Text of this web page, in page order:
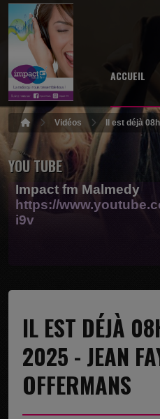
ACCUEIL
Vidéos Il est déjà
YOU TUBE
Impact fm Malmedy
https://
i9v
IL EST DÉJÀ
2025 - JEAN
OFFERMANS